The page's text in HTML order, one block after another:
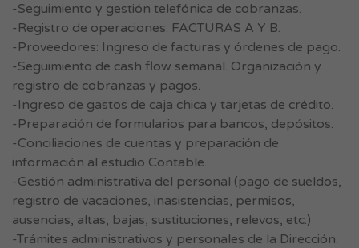
-Seguimiento y gestión telefónica de cobranzas.
-Registro de operaciones. FACTURAS A Y B.
-Proveedores: Ingreso de facturas y órdenes de pago.
-Seguimiento de cash flow semanal. Organización y
registro de cobranzas y pagos.
-Ingreso de gastos de caja chica y tarjetas de crédito.
-Preparación de formularios para bancos, depósitos.
-Conciliaciones de cuentas y preparación de
información al estudio Contable.
-Gestión administrativa del personal (pago de sueldos,
registro de vacaciones, inasistencias, permisos,
ausencias, altas, bajas, sustituciones, relevos, etc.)
-Trámites administrativos y personales de la Dirección.